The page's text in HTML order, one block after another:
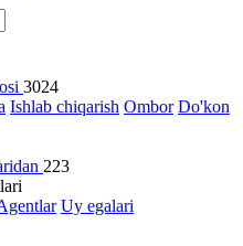
3024
Ishlab chiqarish Ombor Do'kon
223
Uy egalari